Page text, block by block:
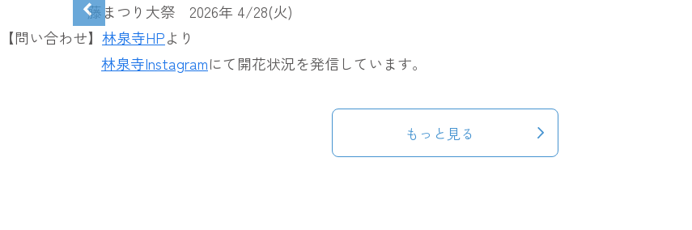
藤まつり大祭 2026年 4/28(火)
【問い合わせ】 林泉寺HPより
林泉寺Instagramにて開花状況を発信しています。
もっと見る